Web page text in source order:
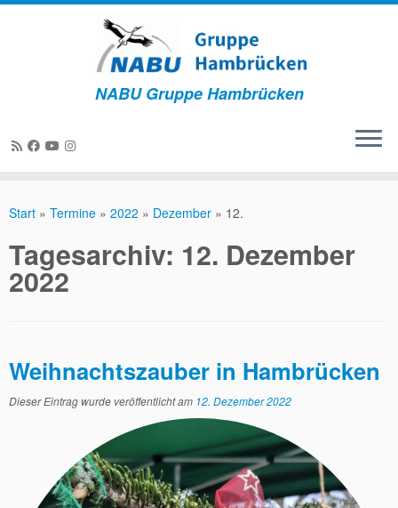
Inhalt
NABU Gruppe Hambrücken
Start » Termine » 2022 » Dezember » 12.
Tagesarchiv: 12. Dezember
2022
Weihnachtszauber in Hambrücken
Dieser Eintrag wurde veröffentlicht am 12. Dezember 2022